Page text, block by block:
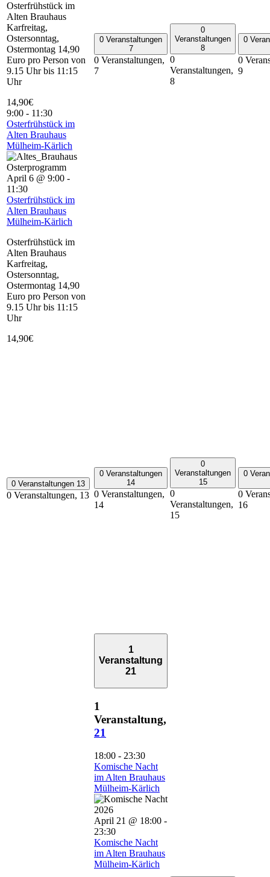
Osterfrühstück im
Alten Brauhaus
Karfreitag,
Ostersonntag,
Ostermontag 14,90
Euro pro Person von
9.15 Uhr bis 11:15
Uhr
14,90€
9:00 - 11:30
Osterfrühstück im
Alten Brauhaus
Mülheim-Kärlich
April 6 @ 9:00 -
11:30
Osterfrühstück im
Alten Brauhaus
Mülheim-Kärlich
Osterfrühstück im
Alten Brauhaus
Karfreitag,
Ostersonntag,
Ostermontag 14,90
Euro pro Person von
9.15 Uhr bis 11:15
Uhr
14,90€
0 Veranstaltungen
7
0 Veranstaltungen,
7
0
Veranstaltungen
8
0
Veranstaltungen,
8
0
0
9
0 Veranstaltungen 13
0 Veranstaltungen, 13
0 Veranstaltungen
14
0 Veranstaltungen,
14
0
Veranstaltungen
15
0
Veranstaltungen,
15
0
0
16
1
Veranstaltung
21
1
Veranstaltung,
21
18:00 - 23:30
Komische Nacht
im Alten Brauhaus
Mülheim-Kärlich
April 21 @ 18:00 -
23:30
Komische Nacht
im Alten Brauhaus
Mülheim-Kärlich